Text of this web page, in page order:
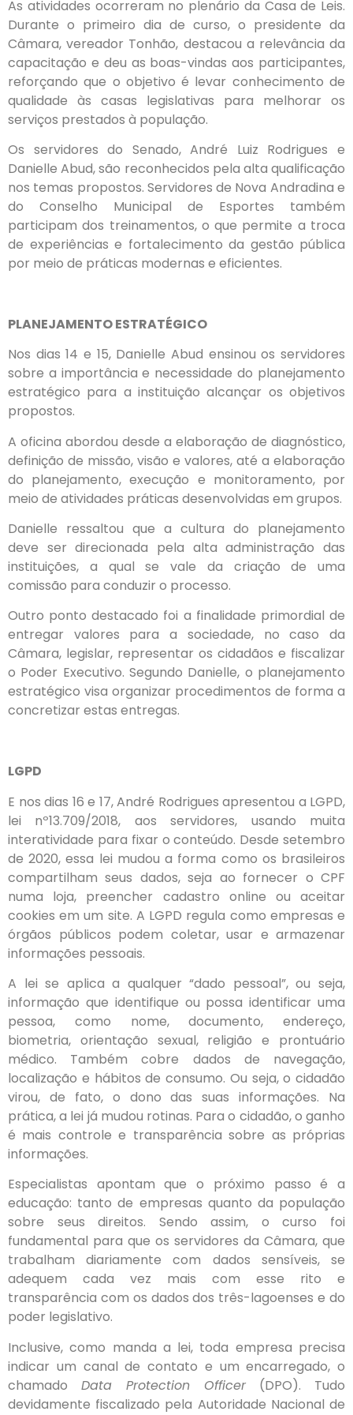
As atividades ocorreram no plenário da Casa de Leis.
Durante o primeiro dia de curso, o presidente da
Câmara, vereador Tonhão, destacou a relevância da
capacitação e deu as boas-vindas aos participantes,
reforçando que o objetivo é levar conhecimento de
qualidade às casas legislativas para melhorar os
serviços prestados à população.
Os servidores do Senado, André Luiz Rodrigues e
Danielle Abud, são reconhecidos pela alta qualificação
nos temas propostos. Servidores de Nova Andradina e
do Conselho Municipal de Esportes também
participam dos treinamentos, o que permite a troca
de experiências e fortalecimento da gestão pública
por meio de práticas modernas e eficientes.
PLANEJAMENTO ESTRATÉGICO
Nos dias 14 e 15, Danielle Abud ensinou os servidores
sobre a importância e necessidade do planejamento
estratégico para a instituição alcançar os objetivos
propostos.
A oficina abordou desde a elaboração de diagnóstico,
definição de missão, visão e valores, até a elaboração
do planejamento, execução e monitoramento, por
meio de atividades práticas desenvolvidas em grupos.
Danielle ressaltou que a cultura do planejamento
deve ser direcionada pela alta administração das
instituições, a qual se vale da criação de uma
comissão para conduzir o processo.
Outro ponto destacado foi a finalidade primordial de
entregar valores para a sociedade, no caso da
Câmara, legislar, representar os cidadãos e fiscalizar
o Poder Executivo. Segundo Danielle, o planejamento
estratégico visa organizar procedimentos de forma a
concretizar estas entregas.
LGPD
E nos dias 16 e 17, André Rodrigues apresentou a LGPD,
lei nº13.709/2018, aos servidores, usando muita
interatividade para fixar o conteúdo. Desde setembro
de 2020, essa lei mudou a forma como os brasileiros
compartilham seus dados, seja ao fornecer o CPF
numa loja, preencher cadastro online ou aceitar
cookies em um site. A LGPD regula como empresas e
órgãos públicos podem coletar, usar e armazenar
informações pessoais.
A lei se aplica a qualquer “dado pessoal”, ou seja,
informação que identifique ou possa identificar uma
pessoa, como nome, documento, endereço,
biometria, orientação sexual, religião e prontuário
médico. Também cobre dados de navegação,
localização e hábitos de consumo. Ou seja, o cidadão
virou, de fato, o dono das suas informações. Na
prática, a lei já mudou rotinas. Para o cidadão, o ganho
é mais controle e transparência sobre as próprias
informações.
Especialistas apontam que o próximo passo é a
educação: tanto de empresas quanto da população
sobre seus direitos. Sendo assim, o curso foi
fundamental para que os servidores da Câmara, que
trabalham diariamente com dados sensíveis, se
adequem cada vez mais com esse rito e
transparência com os dados dos três-lagoenses e do
poder legislativo.
Inclusive, como manda a lei, toda empresa precisa
indicar um canal de contato e um encarregado, o
chamado Data Protection Officer (DPO). Tudo
devidamente fiscalizado pela Autoridade Nacional de